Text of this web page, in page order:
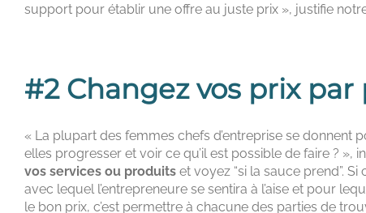
support pour établir une offre au juste prix », justifie
#2 Changez vos prix
« La plupart des femmes chefs d’entreprise se donnent
elles progresser et voir ce qu’il est possible de faire ?
vos services ou produits et voyez “si la sauce prend”.
avec lequel l’entrepreneure se sentira à l’aise et pour
le bon prix, c’est permettre à chacune des parties de